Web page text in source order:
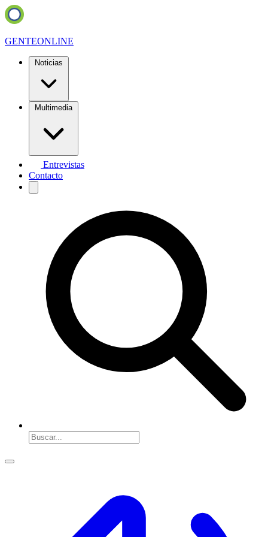
GENTEONLINE
Noticias
Multimedia
Entrevistas
Contacto